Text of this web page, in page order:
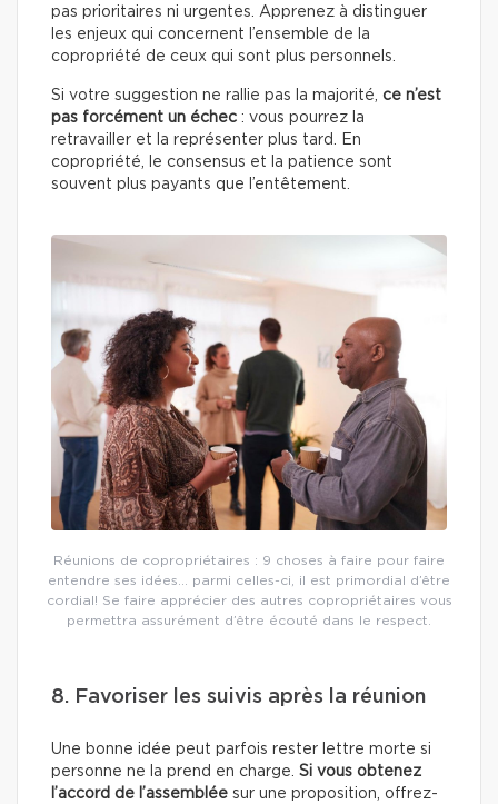
pas prioritaires ni urgentes. Apprenez à distinguer
les enjeux qui concernent l’ensemble de la
copropriété de ceux qui sont plus personnels.
Si votre suggestion ne rallie pas la majorité, ce n’est
pas forcément un échec : vous pourrez la
retravailler et la représenter plus tard. En
copropriété, le consensus et la patience sont
souvent plus payants que l’entêtement.
Réunions de copropriétaires : 9 choses à faire pour faire
entendre ses idées… parmi celles-ci, il est primordial d’être
cordial! Se faire apprécier des autres copropriétaires vous
permettra assurément d’être écouté dans le respect.
8. Favoriser les suivis après la réunion
Une bonne idée peut parfois rester lettre morte si
personne ne la prend en charge. Si vous obtenez
l’accord de l’assemblée sur une proposition, offrez-